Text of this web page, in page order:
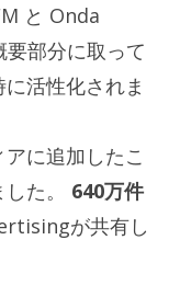
と Onda
部分に取って
活性化されま
に追加したこ
た。
640万件
が共有し